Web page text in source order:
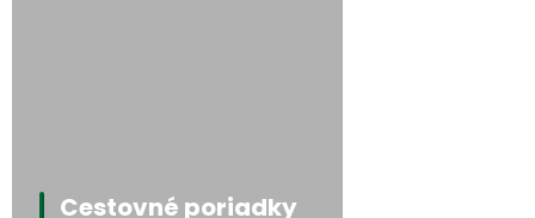
Cestovné poriadky